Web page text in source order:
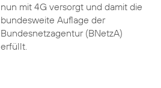
nun mit 4G versorgt und damit die
bundesweite Auflage der
Bundesnetzagentur (BNetzA)
erfüllt.